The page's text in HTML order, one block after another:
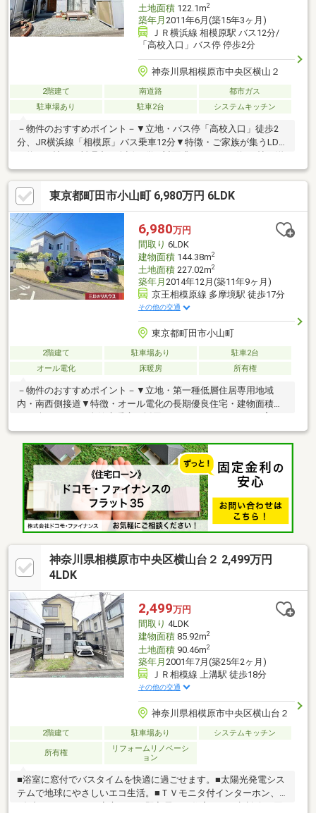
土地面積122.1m2
築年月 2011年6月(築15年3ヶ月)
ＪＲ横浜線 相模原駅 バス12分/
「高校入口」バス停 停歩2分
神奈川県相模原市中央区横山２
2階建て 南道路
都市ガス
駐車場あり
駐車2台 システムキッチン
－物件のおすすめポイント－▼立地・バス停「高校入口」徒歩2
分、JR横浜線「相模原」バス乗車12分▼特徴・ご家族が集うLDK
室はLDと一体利用も可能・洗面室はLDとホールの2WAY仕様で家
事動線良好・各洋室に収納スペースを設置・2部屋をまたぐ南東向
きバルコニー付▼設備・浴室1坪サイズ▼周辺環境・sanwa富士見
店 徒歩9分(約660m)・ドラッグセイムス相模原店 徒歩3分(約
210m)■ ご希望の住まい探しをお手伝いします ━━━━━・・・
物件の詳細・ご相談はお気軽にお問い合わせください。
東京都町田市小山町 6,980万円 6LDK
6,980万円
間取り 6LDK
建物面積144.38m2
土地面積227.02m2
築年月 2014年12月(築11年9ヶ月)
京王相模原線 多摩境駅 徒歩17分
その他の交通
東京都町田市小山町
2階建て 駐車場あり
駐車2台
オール電化
床暖房 所有権
－物件のおすすめポイント－▼立地・第一種低層住居専用地域
内・南西側接道▼特徴・オール電化の長期優良住宅・建物面積約
リビングスルー階段・LDに面したウッドデッキ有・SCやリビング
収納など、室内随所に収納を確保・南西・南東の2面バルコニー仕
様・駐車3台可能(車種による)▼設備・エコキュート・太陽光発電
システム・蓄電池▼周辺環境・ベルク相模原宮下本町店 徒歩4分
(約250m)■ ご希望の住まい探しをお手伝いします
━━━━━・・・物件の詳細・ご相談はお気軽にお問い合わせく
ださい。
神奈川県相模原市中央区横山台２ 2,499万円
4LDK
2,499万円
間取り 4LDK
建物面積85.92m2
土地面積90.46m2
築年月 2001年7月(築25年2ヶ月)
ＪＲ相模線 上溝駅 徒歩18分
その他の交通
神奈川県相模原市中央区横山台２
2階建て 駐車場あり システムキッチン
所有権
リフォームリノベーシ
ョン
■浴室に窓付でバスタイムを快適に過ごせます。■太陽光発電シス
テムで地球にやさしいエコ生活。■ＴＶモニタ付インターホン、